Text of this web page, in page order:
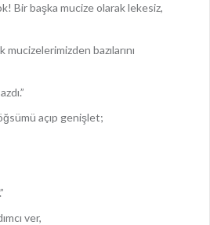
Bir başka mucize olarak lekesiz,
bazılarını
açıp genişlet;
ver,